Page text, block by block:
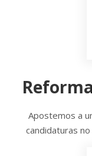
Apostemos a
candidaturas